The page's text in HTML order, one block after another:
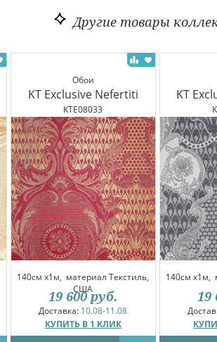
Другие товары
Обои
KT Exclusive Nefertiti
KTE08033
140см x1м, материал Текстиль,
США
Доставка: 10.08-11.08
КУПИТЬ В 1 КЛИК
19 600 руб.
KT
140см x1м,
19